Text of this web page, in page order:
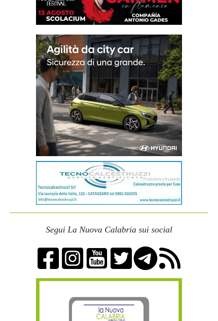
Segui La Nuova Calabria sui social